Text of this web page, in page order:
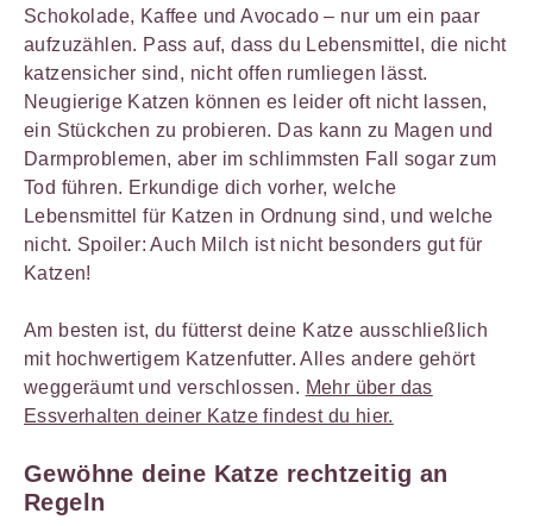
Schokolade, Kaffee und Avocado – nur um ein paar
aufzuzählen. Pass auf, dass du Lebensmittel, die nicht
katzensicher sind, nicht offen rumliegen lässt.
Neugierige Katzen können es leider oft nicht lassen,
ein Stückchen zu probieren. Das kann zu Magen und
Darmproblemen, aber im schlimmsten Fall sogar zum
Tod führen. Erkundige dich vorher, welche
Lebensmittel für Katzen in Ordnung sind, und welche
nicht. Spoiler: Auch Milch ist nicht besonders gut für
Katzen!
Am besten ist, du fütterst deine Katze ausschließlich
mit hochwertigem Katzenfutter. Alles andere gehört
weggeräumt und verschlossen. Mehr über das
Essverhalten deiner Katze findest du hier.
Gewöhne deine Katze rechtzeitig an
Regeln